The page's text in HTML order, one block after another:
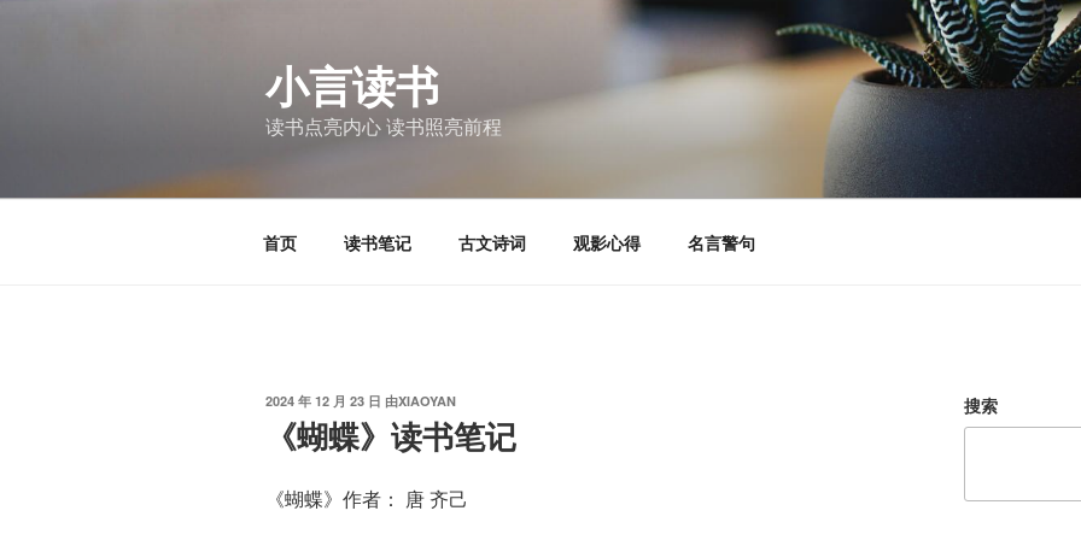
小言读书
读书点亮内心 读书照亮前程
首页 读书笔记 古文诗词 观影心得 名言警句
发
2024 年 12 月 23 日 由XIAOYAN
《蝴蝶》读书笔记
《蝴蝶》作者： 唐 齐己
搜索